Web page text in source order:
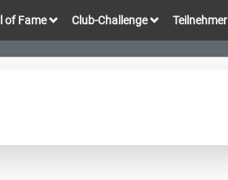
of Fame Club-Challenge Teilnehmer